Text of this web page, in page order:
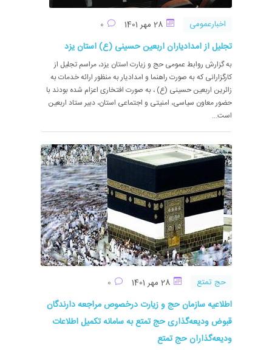
اخبارعمومی 28 مهر 1401
تجلیل از امدادیاران اربعین حسینی (ع) استان یزد
به گزارش روابط عمومی حج و زیارت استان یزد، مراسم تجلیل از
کارگزارانی که به صورت راهنما و امدادیار به منظور ارائه خدمات به
زائرین اربعین حسینی (ع) ، به صورت افتخاری اعزام شده بودند با
حضور معاون سیاسی، امنیتی و اجتماعی استان، دبیر ستاد اربعین
است...
حج تمتع 28 مهر 1401
اطلاعیه سازمان حج و زیارت درخصوص مراجعه دارندگان
قبوض ودیعه‌گذاری حج تمتع به سامانه تکمیل اطلاعات
ودیعه‌گذاران حج تمتع